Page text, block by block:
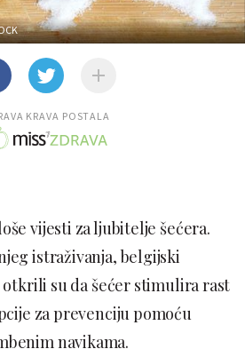
KRAVA POSTALA
vijesti za ljubitelje šećera.
istraživanja, belgijski
su da šećer stimulira rast
za prevenciju pomoću
navikama.